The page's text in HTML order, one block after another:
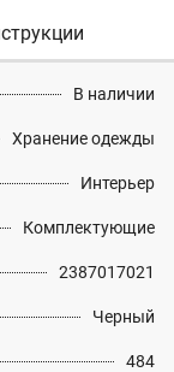
В наличии
Хранение одежды
Интерьер
Комплектующие
2387017021
Черный
484